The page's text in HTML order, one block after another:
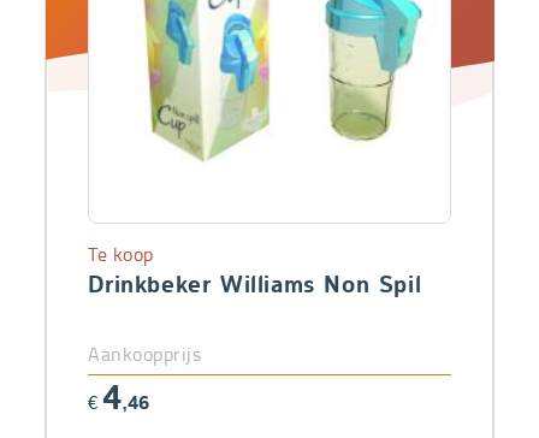
Drinkbeker Williams Non Spil
Te koop
Aankoopprijs
€ 4,46